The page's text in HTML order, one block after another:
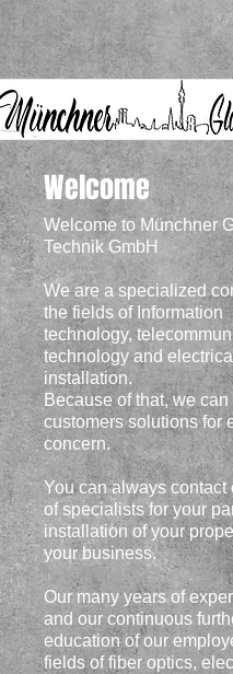
Welcome
Welcome to Münchner
Technik GmbH
We are a specialized
the fields of Information
technology,
technology and
installation.
Because of that, we can
customers solutions for
concern.
You can always contact
of specialists for your
installation of your
your business.
Our many years of
and our continuous
education of our
fields of fiber optics,